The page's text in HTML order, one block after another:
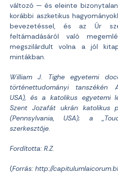
változó — és eleinte
korábbi aszketikus
bevezetéssel, és az Úr
feltámadásáról való
megszilárdult volna a jól
mintákban.
William J. Tighe egyetemi
történettudományi tanszékén
USA), és a katolikus egyetemi
Szent Jozafát ukrán katolikus
(Pennsylvania, USA); a
szerkesztője.
Fordította: R.Z.
(Forrás: http://